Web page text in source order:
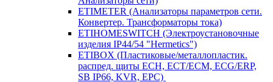
ETIMETER (Анализаторы параметров сети.
Конвертер. Трансформаторы тока)
ETIHOMESWITCH (Электроустановочные
изделия IP44/54 "Hermetics")
ETIBOX (Пластиковые/металлопластик.
распред. щиты ECH, ECT/ECM, ECG/ERP,
SB IP66, KVR, EPC)